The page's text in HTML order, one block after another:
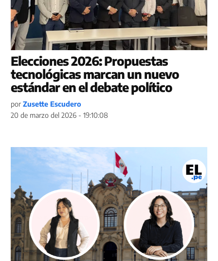
Elecciones 2026: Propuestas
tecnológicas marcan un nuevo
estándar en el debate político
por Zusette Escudero
20 de marzo del 2026 - 19:10:08